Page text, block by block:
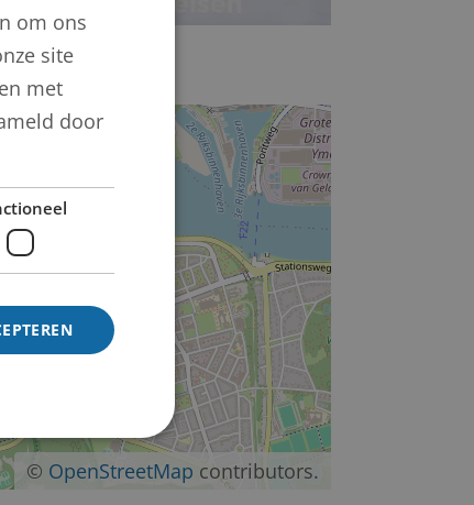
© OpenStreetMap contributors.
om ons
site
met
door